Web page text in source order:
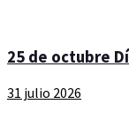
25 de octubre
31 julio 2026